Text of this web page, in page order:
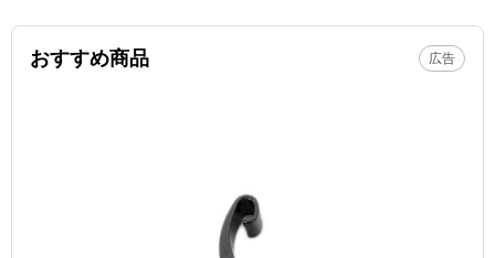
おすすめ商品 広告